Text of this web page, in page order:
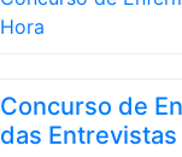
Hora
Concurso de
das